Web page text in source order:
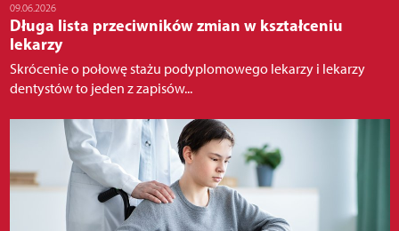
09.06.2026
Długa lista przeciwników zmian w kształceniu
lekarzy
Skrócenie o połowę stażu podyplomowego lekarzy i lekarzy
dentystów to jeden z zapisów...